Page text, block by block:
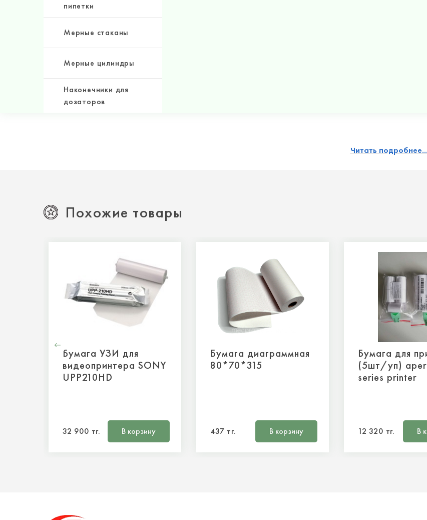
пипетки
Мерные стаканы
Мерные цилиндры
Наконечники для
дозаторов
Читать подробнее...
Похожие товары
Бумага УЗИ для
видеопринтера SONY
UPP210HD
32 900 тг. В корзину
Бумага диаграммная
80*70*315
437 тг. В корзину
Бумага для
(5шт/уп) aper
series printer
12 320 тг. В